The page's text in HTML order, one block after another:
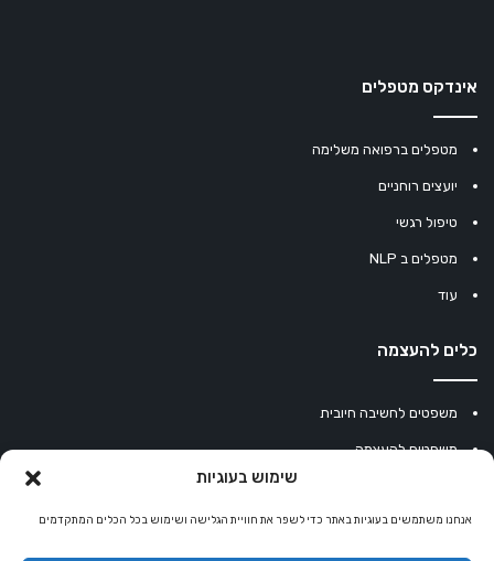
שימוש בעוגיות
אנחנו משתמשים בעוגיות באתר כדי לשפר את חוויית הגלישה ושימוש בכל הכלים המתקדמים
אינדקס מטפלים
מטפלים ברפואה משלימה
יועצים רוחניים
טיפול רגשי
מטפלים ב NLP
עוד
כלים להעצמה
משפטים לחשיבה חיובית
משפטים להעצמה
מחשבון נומרולוגיה